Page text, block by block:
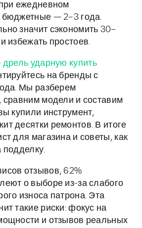
ежедневном
бюджетные — 2–3 года.
значит сэкономить 30–
избежать простоев.
дрель ударную купить
на бренды с
Мы разберем
сравним модели и составим
купили инструмент,
десятки ремонтов. В итоге
для магазина и советы, как
подделку.
отзывов, 62%
о выборе из-за слабого
износа патрона. Эта
такие риски: фокус на
и отзывов реальных